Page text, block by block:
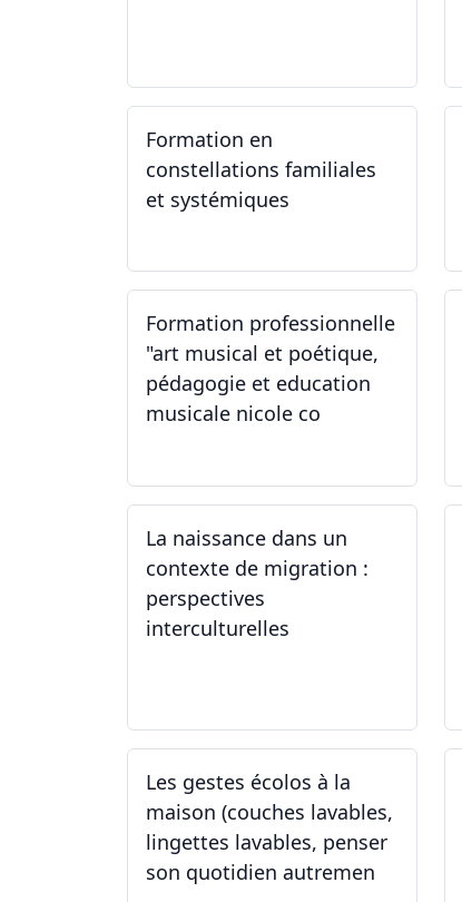
Formation en
constellations familiales
et systémiques
Formation professionnelle
"art musical et poétique,
pédagogie et education
musicale nicole co
La naissance dans un
contexte de migration :
perspectives
interculturelles
Les gestes écolos à la
maison (couches lavables,
lingettes lavables, penser
son quotidien autremen